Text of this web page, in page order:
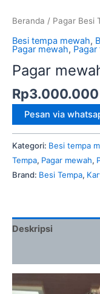
Beranda / Pagar Besi
Besi tempa mewah,
Pagar mewah,
Pagar
Rp3.000.000
Pesan via
Kategori: Besi tempa
Tempa, Pagar mewah,
Brand: Besi Tempa,
Deskripsi